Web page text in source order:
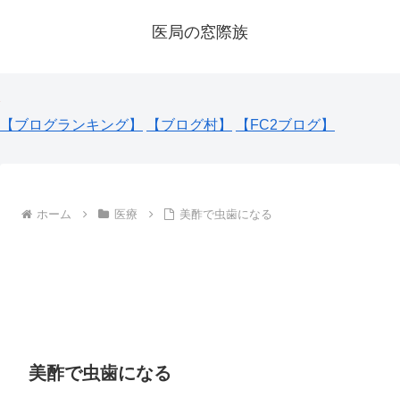
医局の窓際族
【ブログランキング】 【ブログ村】 【FC2ブログ】
ホーム 医療 美酢で虫歯になる
美酢で虫歯になる